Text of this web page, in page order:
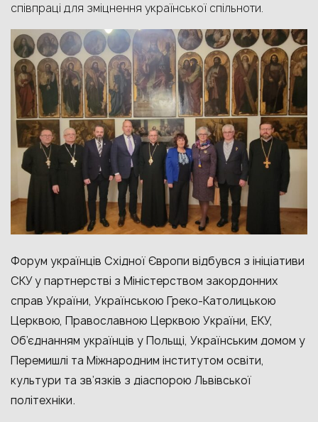
співпраці для зміцнення української спільноти.
Форум українців Східної Європи відбувся з ініціативи
СКУ у партнерстві з Міністерством закордонних
справ України, Українською Греко-Католицькою
Церквою, Православною Церквою України, ЕКУ,
Об’єднанням українців у Польщі, Українським домом у
Перемишлі та Міжнародним інститутом освіти,
культури та зв’язків з діаспорою Львівської
політехніки.